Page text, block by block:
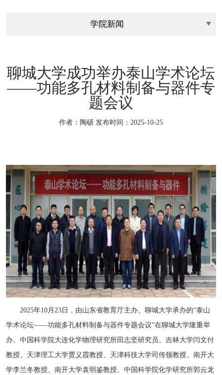
聊城大学成功举办泰山学术论坛
——功能多孔材料制备与器件专
题会议
作者：陶硕 发布时间：2025-10-25
2025年10月23日，由山东省教育厅主办、聊城大学承办的“泰山
学术论坛——功能多孔材料制备与器件专题会议”在聊城大学隆重举
办。中国科学院大连化学物理研究所田志坚研究员、吉林大学闫文付
教授、天津理工大学贾义霞教授、天津科技大学司传领教授、南开大
学李兰冬教授、南开大学袁明鉴教授、中国科学院化学研究所郭云龙